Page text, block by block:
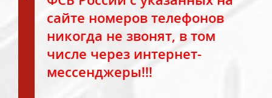
сайте номеров телефонов
никогда не звонят, в том
числе через интернет-
мессенджеры!!!